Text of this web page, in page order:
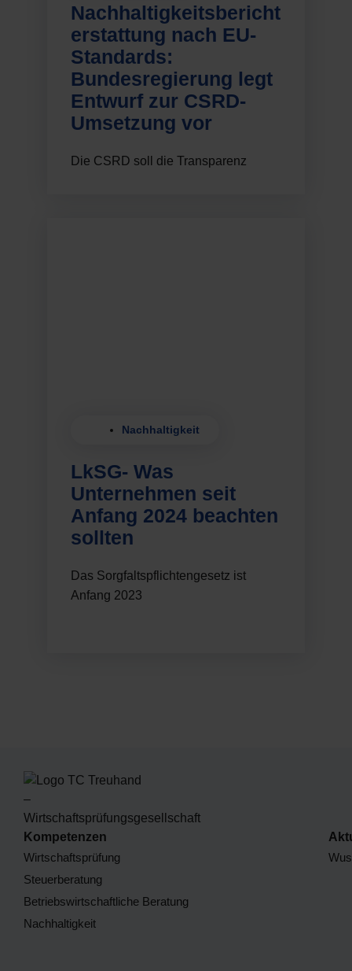
Nachhaltigkeitsbericht
erstattung nach EU-
Standards:
Bundesregierung legt
Entwurf zur CSRD-
Umsetzung vor
Die CSRD soll die Transparenz
Nachhaltigkeit
LkSG- Was
Unternehmen seit
Anfang 2024 beachten
sollten
Das Sorgfaltspflichtengesetz ist
Anfang 2023
Kompetenzen
Wirtschaftsprüfung
Steuerberatung
Betriebswirtschaftliche Beratung
Nachhaltigkeit